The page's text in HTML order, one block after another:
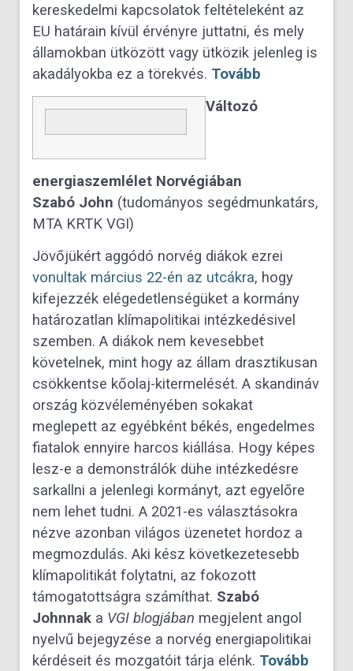
kereskedelmi kapcsolatok feltételeként az
EU határain kívül érvényre juttatni, és mely
államokban ütközött vagy ütközik jelenleg is
akadályokba ez a törekvés. Tovább
Változó
energiaszemlélet Norvégiában
Szabó John (tudományos segédmunkatárs,
MTA KRTK VGI)
Jövőjükért aggódó norvég diákok ezrei
vonultak március 22-én az utcákra, hogy
kifejezzék elégedetlenségüket a kormány
határozatlan klímapolitikai intézkedésivel
szemben. A diákok nem kevesebbet
követelnek, mint hogy az állam drasztikusan
csökkentse kőolaj-kitermelését. A skandináv
ország közvéleményében sokakat
meglepett az egyébként békés, engedelmes
fiatalok ennyire harcos kiállása. Hogy képes
lesz-e a demonstrálók dühe intézkedésre
sarkallni a jelenlegi kormányt, azt egyelőre
nem lehet tudni. A 2021-es választásokra
nézve azonban világos üzenetet hordoz a
megmozdulás. Aki kész következetesebb
klímapolitikát folytatni, az fokozott
támogatottságra számíthat. Szabó
Johnnak a VGI blogjában megjelent angol
nyelvű bejegyzése a norvég energiapolitikai
kérdéseit és mozgatóit tárja elénk. Tovább